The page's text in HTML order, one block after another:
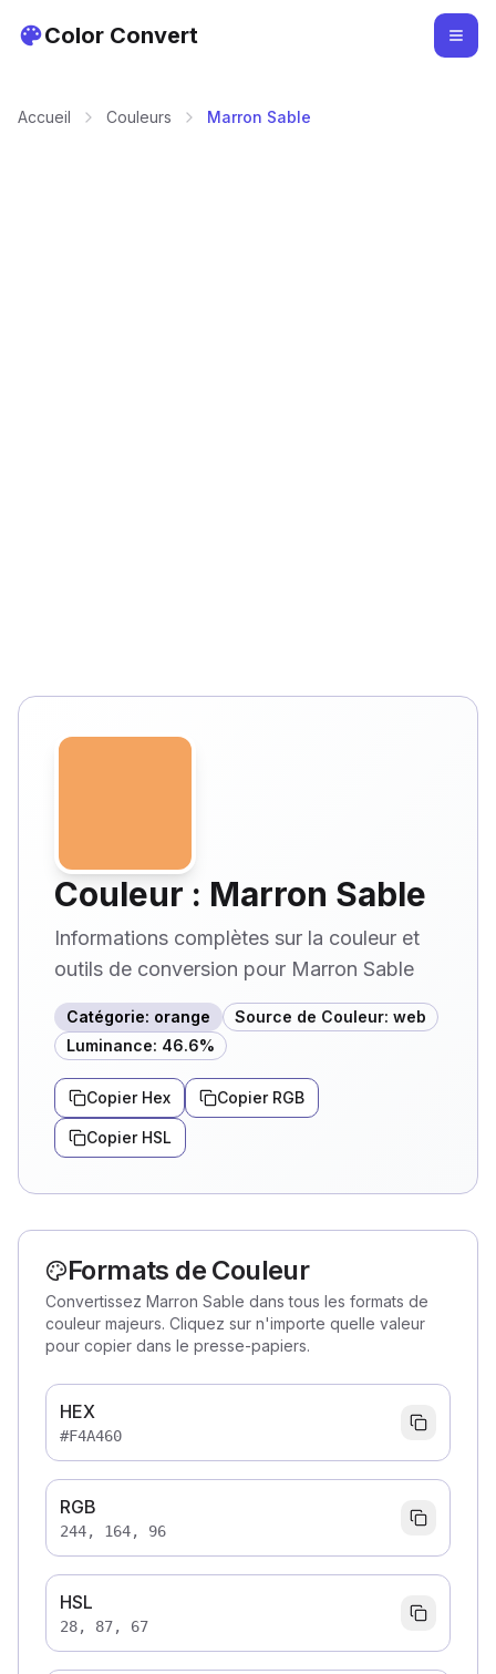
Color Convert
Accueil Couleurs Marron Sable
Couleur : Marron Sable
Informations complètes sur la couleur et
outils de conversion pour Marron Sable
Catégorie: orange Source de Couleur: web
Luminance: 46.6%
Copier Hex Copier RGB
Copier HSL
Formats de Couleur
Convertissez Marron Sable dans tous les formats de
couleur majeurs. Cliquez sur n'importe quelle valeur
pour copier dans le presse-papiers.
HEX
#F4A460
RGB
244, 164, 96
HSL
28, 87, 67